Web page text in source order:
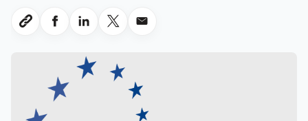
Link masolasa
Megosztas Facebookon
Megosztas LinkedInen
Megosztas X-en
Megosztas emailben